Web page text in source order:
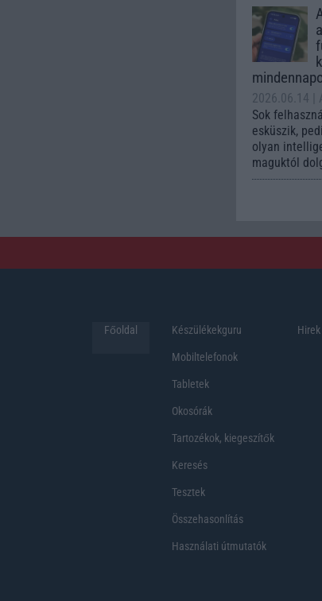
2026.06.14
Sok
esküszik,
olyan
maguktól
Főoldal Készülékekguru
Mobiltelefonok
Tabletek
Okosórák
Tartozékok, kiegeszítők
Keresés
Tesztek
Összehasonlítás
Használati útmutatók
Hirek